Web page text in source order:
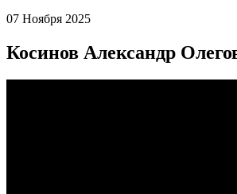
07 Ноября 2025
Косинов Александр